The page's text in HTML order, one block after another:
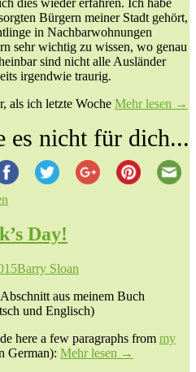
dies wieder erfahren. Ich habe
Bürgern meiner Stadt gehört,
in Nachbarwohnungen
sehr wichtig zu wissen, wo genau
sind nicht alle Ausländer
irgendwie traurig.
als ich letzte Woche Mehr lesen →
es nicht für dich...
Day!
Barry Sloan
aus meinem Buch
und Englisch)
here a few paragraphs from my
German): Mehr lesen →